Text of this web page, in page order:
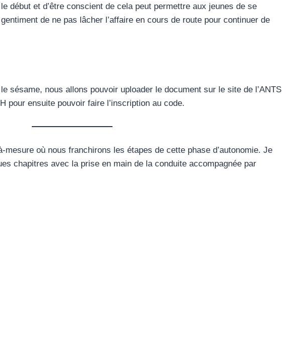
début et d’être conscient de cela peut permettre aux jeunes de se
de ne pas lâcher l’affaire en cours de route pour continuer de
sésame, nous allons pouvoir uploader le document sur le site de l’ANTS
pour ensuite pouvoir faire l’inscription au code.
où nous franchirons les étapes de cette phase d’autonomie. Je
chapitres avec la prise en main de la conduite accompagnée par